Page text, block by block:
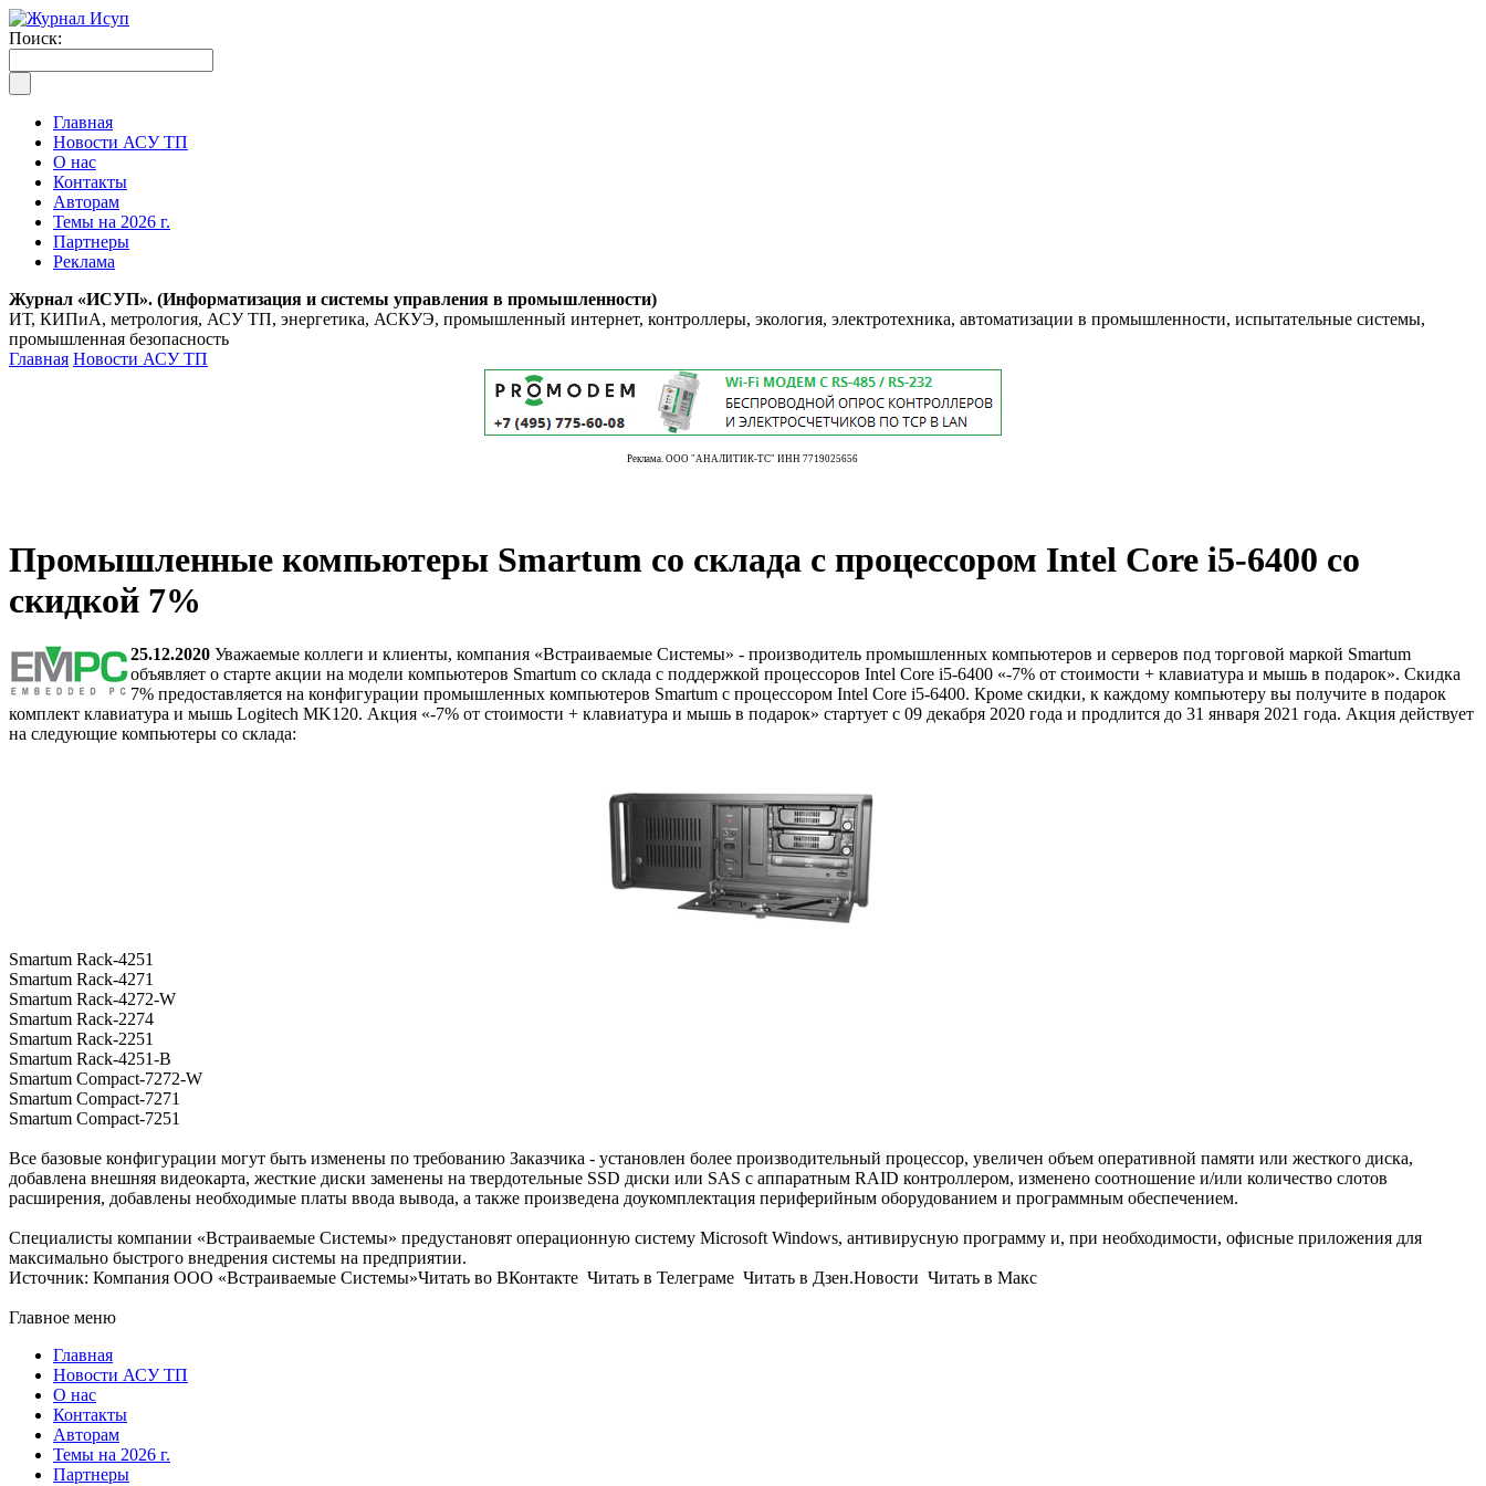
Поиск:
Главная
Новости АСУ ТП
О нас
Контакты
Авторам
Темы на 2026 г.
Партнеры
Реклама
Журнал «ИСУП». (Информатизация и системы управления в промышленности)
ИТ, КИПиА, метрология, АСУ ТП, энергетика, АСКУЭ, промышленный интернет, контроллеры, экология, электротехника, автоматизации в промышленности, испытательные системы,
промышленная безопасность
Главная Новости АСУ ТП
Реклама. ООО "АНАЛИТИК-ТС" ИНН 7719025656
Промышленные компьютеры Smartum со склада с процессором Intel Core i5-6400 со
скидкой 7%
25.12.2020 Уважаемые коллеги и клиенты, компания «Встраиваемые Системы» - производитель промышленных компьютеров и серверов под торговой маркой Smartum
объявляет о старте акции на модели компьютеров Smartum со склада с поддержкой процессоров Intel Core i5-6400 «-7% от стоимости + клавиатура и мышь в подарок». Скидка
7% предоставляется на конфигурации промышленных компьютеров Smartum с процессором Intel Core i5-6400. Кроме скидки, к каждому компьютеру вы получите в подарок
комплект клавиатура и мышь Logitech MK120. Акция «-7% от стоимости + клавиатура и мышь в подарок» стартует с 09 декабря 2020 года и продлится до 31 января 2021 года. Акция действует
на следующие компьютеры со склада:
Smartum Rack-4251
Smartum Rack-4271
Smartum Rack-4272-W
Smartum Rack-2274
Smartum Rack-2251
Smartum Rack-4251-B
Smartum Compact-7272-W
Smartum Compact-7271
Smartum Compact-7251
Все базовые конфигурации могут быть изменены по требованию Заказчика - установлен более производительный процессор, увеличен объем оперативной памяти или жесткого диска,
добавлена внешняя видеокарта, жесткие диски заменены на твердотельные SSD диски или SAS с аппаратным RAID контроллером, изменено соотношение и/или количество слотов
расширения, добавлены необходимые платы ввода вывода, а также произведена доукомплектация периферийным оборудованием и программным обеспечением.
Специалисты компании «Встраиваемые Системы» предустановят операционную систему Microsoft Windows, антивирусную программу и, при необходимости, офисные приложения для
максимально быстрого внедрения системы на предприятии.
Источник: Компания ООО «Встраиваемые Системы»Читать во ВКонтакте Читать в Телеграме Читать в Дзен.Новости Читать в Макс
Главное меню
Главная
Новости АСУ ТП
О нас
Контакты
Авторам
Темы на 2026 г.
Партнеры